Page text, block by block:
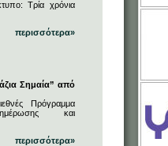
Τρία χρόνια
περισσότερα»
Σημαία” από
Πρόγραμμα
και
περισσότερα»